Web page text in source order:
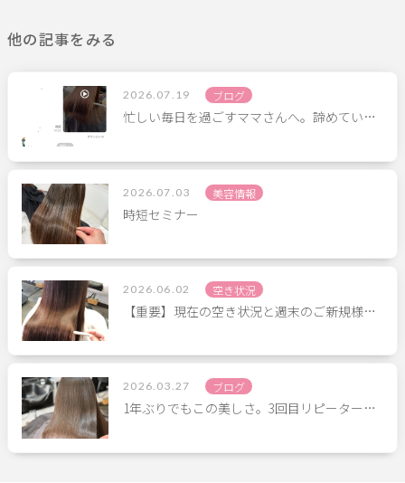
他の記事をみる
2026.07.19 ブログ
忙しい毎日を過ごすママさんへ。諦めてい…
2026.07.03 美容情報
時短セミナー
2026.06.02 空き状況
【重要】現在の空き状況と週末のご新規様…
2026.03.27 ブログ
1年ぶりでもこの美しさ。3回目リピーター…